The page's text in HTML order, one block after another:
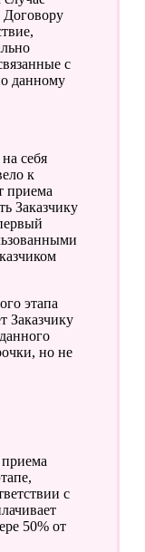
Договору
с
данному
к
приема
Заказчику
Заказчику
но не
с
50% от